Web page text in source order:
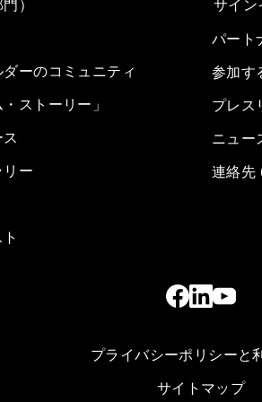
）
ーのコミュニティ
ストーリー」
リー
サイン
パート
参加す
プレス
ニュー
連絡先
プライバシーポリシーと
サイトマップ